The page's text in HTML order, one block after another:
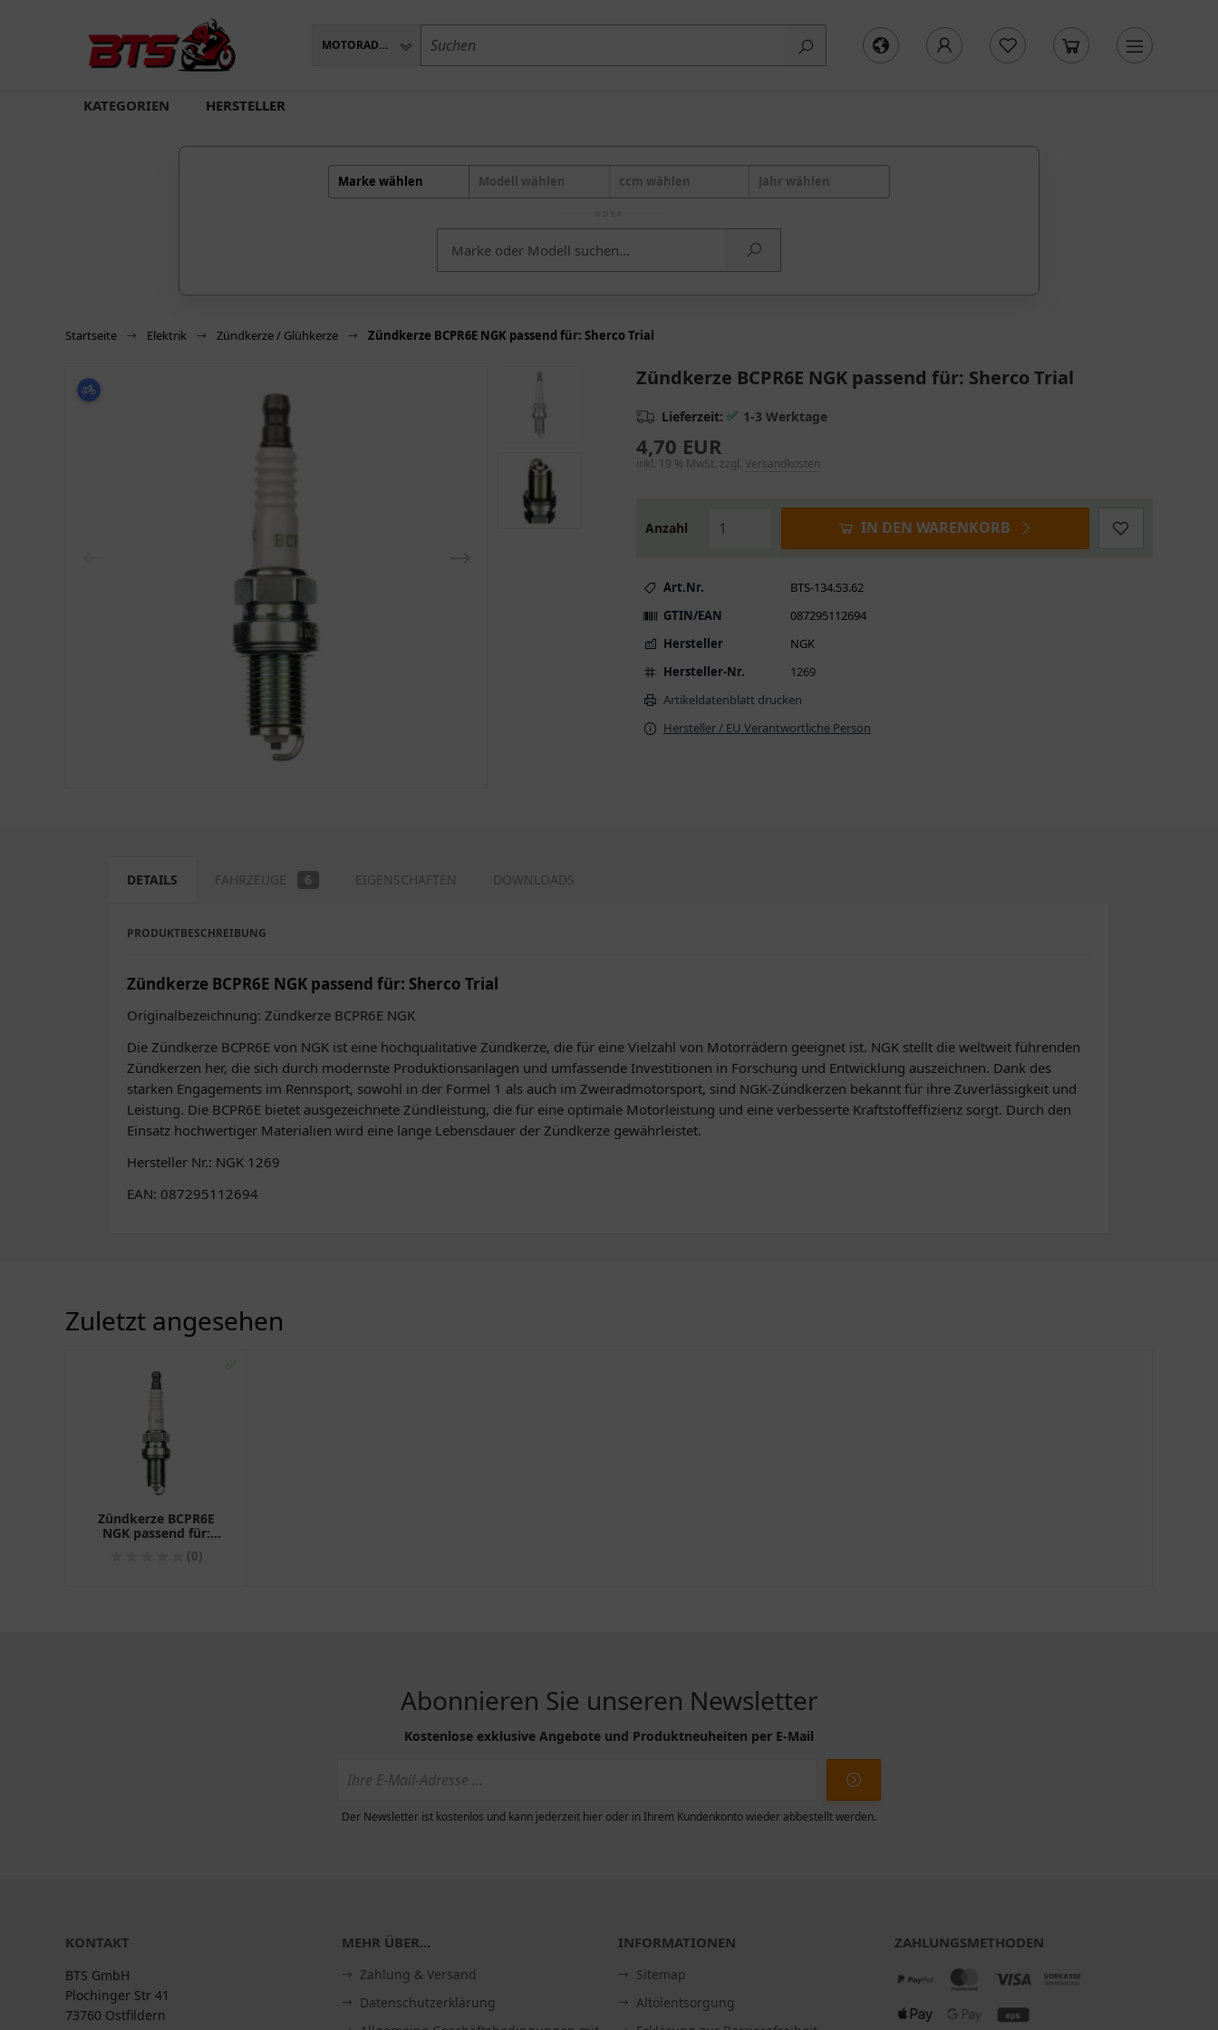
MOTORADTEILE
KATEGORIEN HERSTELLER
Marke wählen Modell wählen ccm wählen Jahr wählen
Startseite Elektrik Zündkerze / Glühkerze Zündkerze BCPR6E NGK passend für: Sherco Trial
Zündkerze BCPR6E NGK passend für: Sherco Trial
Lieferzeit: ✅ 1-3 Werktage
4,70 EUR
inkl. 19 % MwSt. zzgl. Versandkosten
Anzahl IN DEN WARENKORB
Art.Nr.
BTS-134.53.62
GTIN/EAN
087295112694
Hersteller
NGK
Hersteller-Nr.
1269
Artikeldatenblatt drucken
Hersteller / EU Verantwortliche Person
DETAILS FAHRZEUGE 6 EIGENSCHAFTEN DOWNLOADS
PRODUKTBESCHREIBUNG
Zündkerze BCPR6E NGK passend für: Sherco Trial
Originalbezeichnung: Zündkerze BCPR6E NGK
Die Zündkerze BCPR6E von NGK ist eine hochqualitative Zündkerze, die für eine Vielzahl von Motorrädern geeignet ist. NGK stellt die weltweit führenden
Zündkerzen her, die sich durch modernste Produktionsanlagen und umfassende Investitionen in Forschung und Entwicklung auszeichnen. Dank des
starken Engagements im Rennsport, sowohl in der Formel 1 als auch im Zweiradmotorsport, sind NGK-Zündkerzen bekannt für ihre Zuverlässigkeit und
Leistung. Die BCPR6E bietet ausgezeichnete Zündleistung, die für eine optimale Motorleistung und eine verbesserte Kraftstoffeffizienz sorgt. Durch den
Einsatz hochwertiger Materialien wird eine lange Lebensdauer der Zündkerze gewährleistet.
Hersteller Nr.: NGK 1269
EAN: 087295112694
Zuletzt angesehen
✅
Zündkerze BCPR6E
NGK passend für:
Sherco Trial(0)
Abonnieren Sie unseren Newsletter
Kostenlose exklusive Angebote und Produktneuheiten per E-Mail
Der Newsletter ist kostenlos und kann jederzeit hier oder in Ihrem Kundenkonto wieder abbestellt werden.
KONTAKT
BTS GmbH
Plochinger Str 41
73760 Ostfildern
MEHR ÜBER...
Zahlung & Versand
Datenschutzerklärung
INFORMATIONEN
Sitemap
Altölentsorgung
ZAHLUNGSMETHODEN